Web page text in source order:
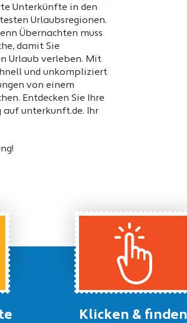
Unterkünfte in den
Urlaubsregionen.
Übernachten muss
damit Sie
Urlaub verleben. Mit
und unkompliziert
von einem
Entdecken Sie Ihre
auf unterkunft.de. Ihr
Klicken & finden